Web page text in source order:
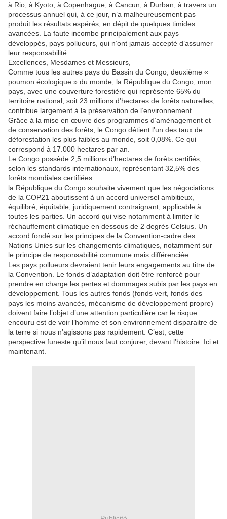
à Rio, à Kyoto, à Copenhague, à Cancun, à Durban, à travers un
processus annuel qui, à ce jour, n’a malheureusement pas
produit les résultats espérés, en dépit de quelques timides
avancées. La faute incombe principalement aux pays
développés, pays pollueurs, qui n’ont jamais accepté d’assumer
leur responsabilité.
Excellences, Mesdames et Messieurs,
Comme tous les autres pays du Bassin du Congo, deuxième «
poumon écologique » du monde, la République du Congo, mon
pays, avec une couverture forestière qui représente 65% du
territoire national, soit 23 millions d’hectares de forêts naturelles,
contribue largement à la préservation de l’environnement.
Grâce à la mise en œuvre des programmes d’aménagement et
de conservation des forêts, le Congo détient l’un des taux de
déforestation les plus faibles au monde, soit 0,08%. Ce qui
correspond à 17.000 hectares par an.
Le Congo possède 2,5 millions d’hectares de forêts certifiés,
selon les standards internationaux, représentant 32,5% des
forêts mondiales certifiées.
la République du Congo souhaite vivement que les négociations
de la COP21 aboutissent à un accord universel ambitieux,
équilibré, équitable, juridiquement contraignant, applicable à
toutes les parties. Un accord qui vise notamment à limiter le
réchauffement climatique en dessous de 2 degrés Celsius. Un
accord fondé sur les principes de la Convention-cadre des
Nations Unies sur les changements climatiques, notamment sur
le principe de responsabilité commune mais différenciée.
Les pays pollueurs devraient tenir leurs engagements au titre de
la Convention. Le fonds d’adaptation doit être renforcé pour
prendre en charge les pertes et dommages subis par les pays en
développement. Tous les autres fonds (fonds vert, fonds des
pays les moins avancés, mécanisme de développement propre)
doivent faire l’objet d’une attention particulière car le risque
encouru est de voir l’homme et son environnement disparaitre de
la terre si nous n’agissons pas rapidement. C’est, cette
perspective funeste qu’il nous faut conjurer, devant l’histoire. Ici et
maintenant.